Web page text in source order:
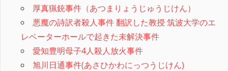
厚真猟銃事件（あつまりょうじゅうじけん）
悪魔の詩訳者殺人事件 翻訳した教授 筑波大学のエ
レベーターホールで起きた未解決事件
愛知豊明母子4人殺人放火事件
旭川日通事件(あさひかわにっつうじけん)